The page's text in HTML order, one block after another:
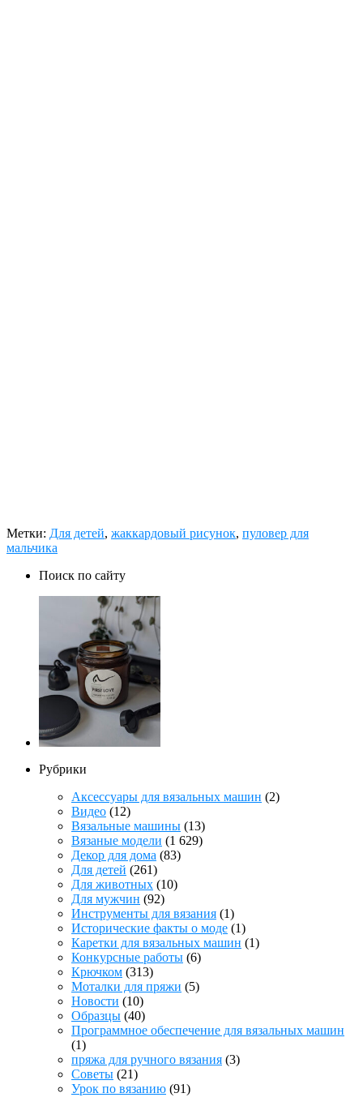
Метки: Для детей, жаккардовый рисунок, пуловер для
мальчика
Поиск по сайту
Рубрики
Аксессуары для вязальных машин (2)
Видео (12)
Вязальные машины (13)
Вязаные модели (1 629)
Декор для дома (83)
Для детей (261)
Для животных (10)
Для мужчин (92)
Инструменты для вязания (1)
Исторические факты о моде (1)
Каретки для вязальных машин (1)
Конкурсные работы (6)
Крючком (313)
Моталки для пряжи (5)
Новости (10)
Образцы (40)
Программное обеспечение для вязальных машин
(1)
пряжа для ручного вязания (3)
Советы (21)
Урок по вязанию (91)